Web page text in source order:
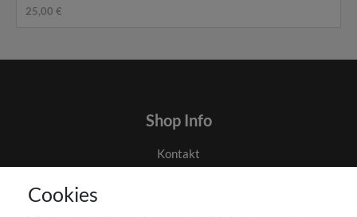
25,00 €
Shop Info
Kontakt
Cookies